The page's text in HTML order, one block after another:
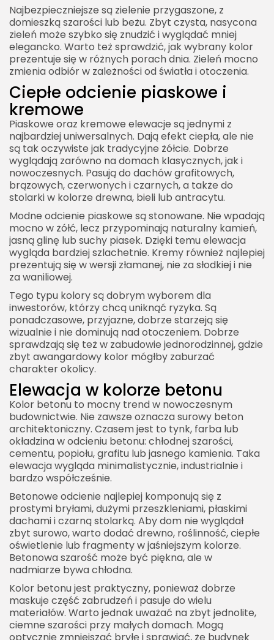
Najbezpieczniejsze są zielenie przygaszone, z
domieszką szarości lub beżu. Zbyt czysta, nasycona
zieleń może szybko się znudzić i wyglądać mniej
elegancko. Warto też sprawdzić, jak wybrany kolor
prezentuje się w różnych porach dnia. Zieleń mocno
zmienia odbiór w zależności od światła i otoczenia.
Ciepłe odcienie piaskowe i
kremowe
Piaskowe oraz kremowe elewacje są jednymi z
najbardziej uniwersalnych. Dają efekt ciepła, ale nie
są tak oczywiste jak tradycyjne żółcie. Dobrze
wyglądają zarówno na domach klasycznych, jak i
nowoczesnych. Pasują do dachów grafitowych,
brązowych, czerwonych i czarnych, a także do
stolarki w kolorze drewna, bieli lub antracytu.
Modne odcienie piaskowe są stonowane. Nie wpadają
mocno w żółć, lecz przypominają naturalny kamień,
jasną glinę lub suchy piasek. Dzięki temu elewacja
wygląda bardziej szlachetnie. Kremy również najlepiej
prezentują się w wersji złamanej, nie za słodkiej i nie
za waniliowej.
Tego typu kolory są dobrym wyborem dla
inwestorów, którzy chcą uniknąć ryzyka. Są
ponadczasowe, przyjazne, dobrze starzeją się
wizualnie i nie dominują nad otoczeniem. Dobrze
sprawdzają się też w zabudowie jednorodzinnej, gdzie
zbyt awangardowy kolor mógłby zaburzać
charakter okolicy.
Elewacja w kolorze betonu
Kolor betonu to mocny trend w nowoczesnym
budownictwie. Nie zawsze oznacza surowy beton
architektoniczny. Czasem jest to tynk, farba lub
okładzina w odcieniu betonu: chłodnej szarości,
cementu, popiołu, grafitu lub jasnego kamienia. Taka
elewacja wygląda minimalistycznie, industrialnie i
bardzo współcześnie.
Betonowe odcienie najlepiej komponują się z
prostymi bryłami, dużymi przeszkleniami, płaskimi
dachami i czarną stolarką. Aby dom nie wyglądał
zbyt surowo, warto dodać drewno, roślinność, ciepłe
oświetlenie lub fragmenty w jaśniejszym kolorze.
Betonowa szarość może być piękna, ale w
nadmiarze bywa chłodna.
Kolor betonu jest praktyczny, ponieważ dobrze
maskuje część zabrudzeń i pasuje do wielu
materiałów. Warto jednak uważać na zbyt jednolite,
ciemne szarości przy małych domach. Mogą